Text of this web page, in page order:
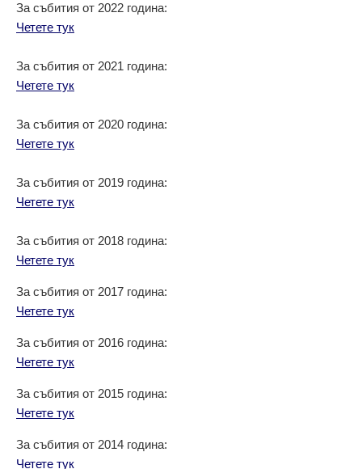
За събития от 2022 година:
Четете тук
За събития от 2021 година:
Четете тук
За събития от 2020 година:
Четете тук
За събития от 2019 година:
Четете тук
За събития от 2018 година:
Четете тук
За събития от 2017 година:
Четете тук
За събития от 2016 година:
Четете тук
За събития от 2015 година:
Четете тук
За събития от 2014 година:
Четете тук